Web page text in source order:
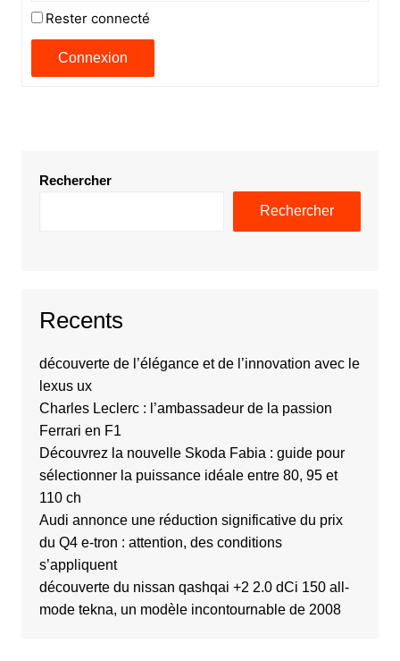
Rester connecté
Connexion
Rechercher
Rechercher
Recents
découverte de l’élégance et de l’innovation avec le
lexus ux
Charles Leclerc : l’ambassadeur de la passion
Ferrari en F1
Découvrez la nouvelle Skoda Fabia : guide pour
sélectionner la puissance idéale entre 80, 95 et
110 ch
Audi annonce une réduction significative du prix
du Q4 e-tron : attention, des conditions
s’appliquent
découverte du nissan qashqai +2 2.0 dCi 150 all-
mode tekna, un modèle incontournable de 2008